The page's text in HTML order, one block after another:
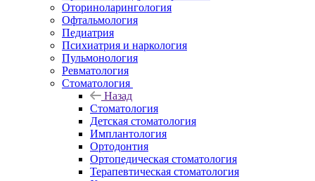
Оториноларингология
Офтальмология
Педиатрия
Психиатрия и наркология
Пульмонология
Ревматология
Стоматология
Назад
Стоматология
Детская стоматология
Имплантология
Ортодонтия
Ортопедическая стоматология
Терапевтическая стоматология